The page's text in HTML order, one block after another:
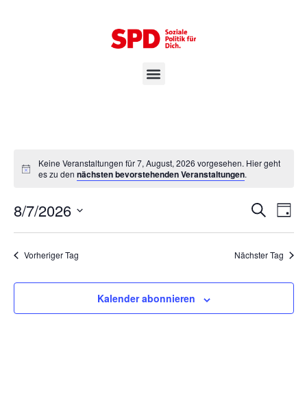
Keine Veranstaltungen für 7, August, 2026 vorgesehen. Hier geht
es zu den nächsten bevorstehenden Veranstaltungen.
und
SucheTag
8/7/2026
wählen.
Vorheriger Tag Nächster Tag
Kalender abonnieren